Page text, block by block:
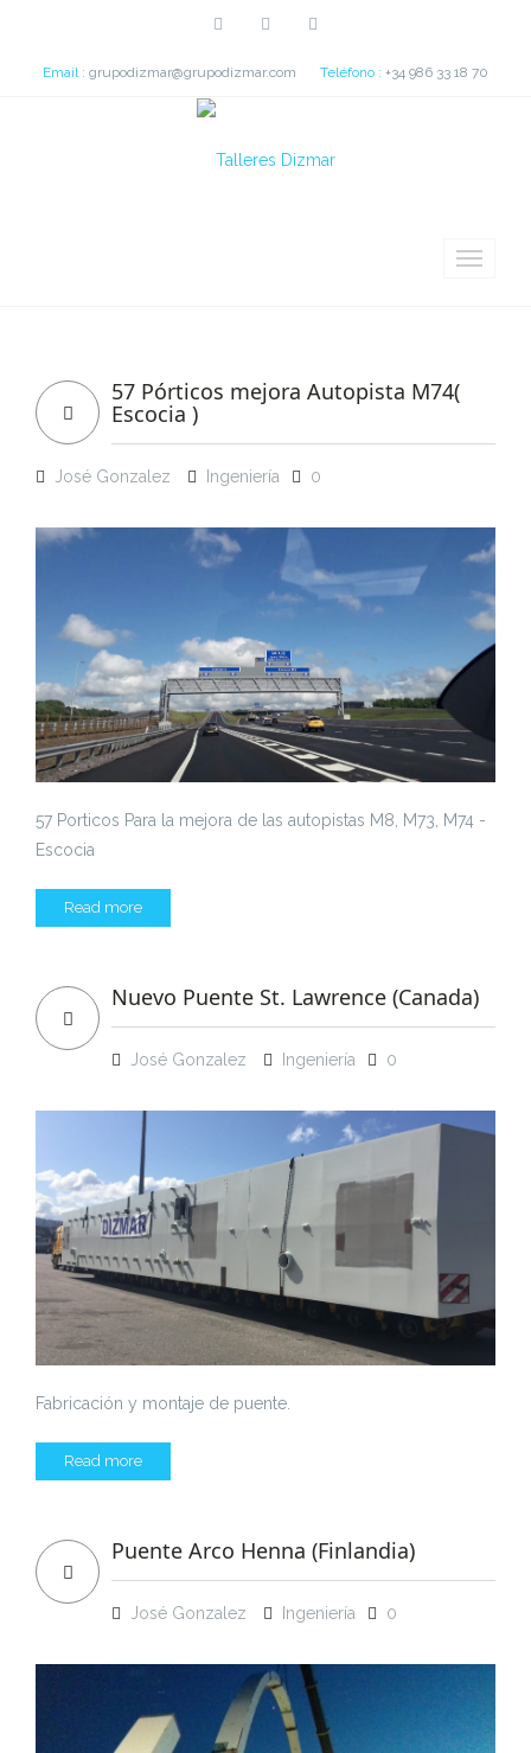
Email : grupodizmar@grupodizmar.com Teléfono : +34 986 33 18 70
57 Pórticos mejora Autopista M74(
Escocia )
José Gonzalez Ingeniería 0
57 Porticos Para la mejora de las autopistas M8, M73, M74 -
Escocia
Read more
Nuevo Puente St. Lawrence (Canada)
José Gonzalez Ingeniería 0
Fabricación y montaje de puente.
Read more
Puente Arco Henna (Finlandia)
José Gonzalez Ingeniería 0